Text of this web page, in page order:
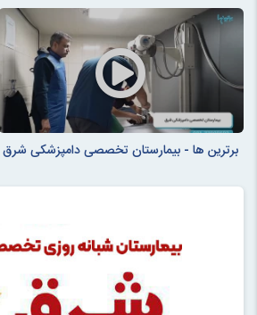
برترین ها - بیمارستان تخصصی دامپزشکی شرق